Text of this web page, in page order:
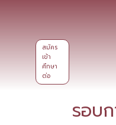
สมัคร
เข้า
ศึกษา
ต่อ
รอบ